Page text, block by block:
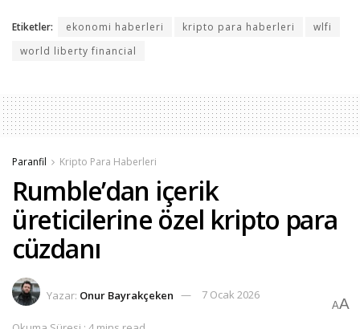
Etiketler: ekonomi haberleri kripto para haberleri
wlfi
world liberty financial
Paranfil Kripto Para Haberleri
Rumble’dan içerik
üreticilerine özel kripto para
cüzdanı
Yazar: Onur Bayrakçeken 7 Ocak 2026
AA